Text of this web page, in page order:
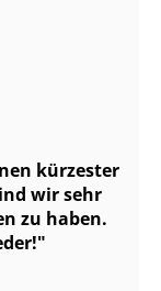
kürzester
wir sehr
zu haben.